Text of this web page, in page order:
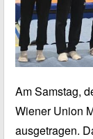
Am Samstag,
Wiener Union
ausgetragen.